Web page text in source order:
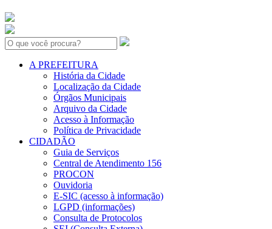
Search:
A PREFEITURA
História da Cidade
Localização da Cidade
Órgãos Municipais
Arquivo da Cidade
Acesso à Informação
Política de Privacidade
CIDADÃO
Guia de Serviços
Central de Atendimento 156
PROCON
Ouvidoria
E-SIC (acesso à informação)
LGPD (informações)
Consulta de Protocolos